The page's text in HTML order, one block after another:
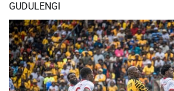
GUDULENGI